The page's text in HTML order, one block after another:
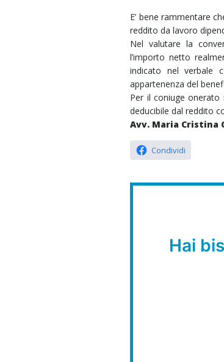
E’ bene rammentare
reddito da lavoro
Nel valutare la
l’importo netto
indicato nel verbale
appartenenza del
Per il coniuge onerato
deducibile dal reddito
Avv. Maria Cristina
Condividi
Hai